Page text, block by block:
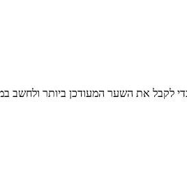
לקבל את השער המעודכן ביותר ולחשב